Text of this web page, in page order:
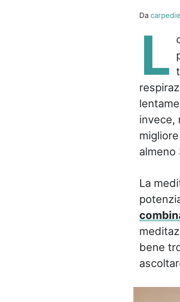
Da
L
invece,
almeno
La
bene